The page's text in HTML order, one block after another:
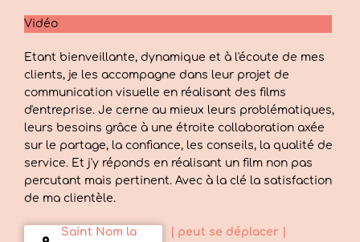
Vidéo
Etant bienveillante, dynamique et à l'écoute de mes
clients, je les accompagne dans leur projet de
communication visuelle en réalisant des films
d'entreprise. Je cerne au mieux leurs problématiques,
leurs besoins grâce à une étroite collaboration axée
sur le partage, la confiance, les conseils, la qualité de
service. Et j'y réponds en réalisant un film non pas
percutant mais pertinent. Avec à la clé la satisfaction
de ma clientèle.
Saint Nom la
| peut se déplacer